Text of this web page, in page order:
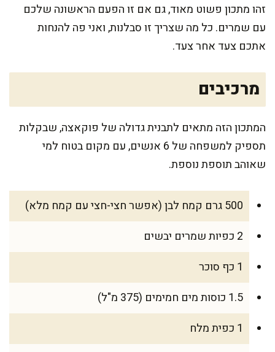
זהו מתכון פשוט מאוד, גם אם זו הפעם הראשונה שלכם
עם שמרים. כל מה שצריך זו סבלנות, ואני פה להנחות
אתכם צעד אחר צעד.
מרכיבים
המתכון הזה מתאים לתבנית גדולה של פוקאצה, שבקלות
תספיק למשפחה של 6 אנשים, עם מקום בטוח למי
שאוהב תוספת נוספת.
500 גרם קמח לבן (אפשר חצי-חצי עם קמח מלא)
2 כפיות שמרים יבשים
1 כף סוכר
1.5 כוסות מים חמימים (375 מ"ל)
1 כפית מלח